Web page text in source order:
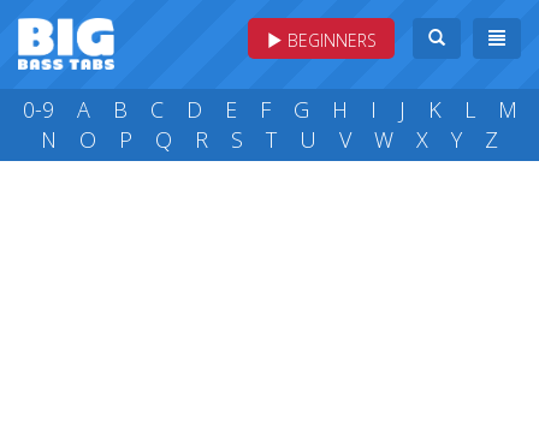
BEGINNERS
0-9 A B C D E F G H I J K L
M
N
O P Q R S T U V W X Y Z